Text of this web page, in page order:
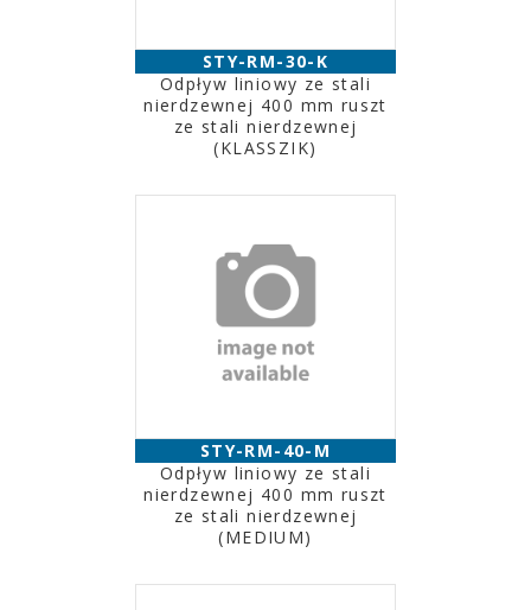
STY-RM-30-K
Odpływ liniowy ze stali
nierdzewnej 400 mm ruszt
ze stali nierdzewnej
(KLASSZIK)
STY-RM-40-M
Odpływ liniowy ze stali
nierdzewnej 400 mm ruszt
ze stali nierdzewnej
(MEDIUM)